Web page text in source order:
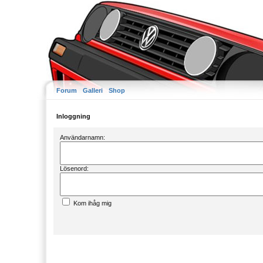
Forum Galleri Shop
Inloggning
Användarnamn:
Lösenord:
Kom ihåg mig